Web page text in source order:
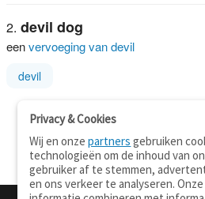
devil dog
eenvervoeging van devil
devil
Privacy & Cookies
Wij en onzepartners gebruiken
technologieën om de inhoud van
gebruiker af te stemmen,
en ons verkeer te analyseren.